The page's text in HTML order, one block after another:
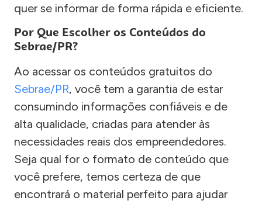
quer se informar de forma rápida e eficiente.
Por Que Escolher os Conteúdos do
Sebrae/PR?
Ao acessar os conteúdos gratuitos do
Sebrae/PR, você tem a garantia de estar
consumindo informações confiáveis e de
alta qualidade, criadas para atender às
necessidades reais dos empreendedores.
Seja qual for o formato de conteúdo que
você prefere, temos certeza de que
encontrará o material perfeito para ajudar